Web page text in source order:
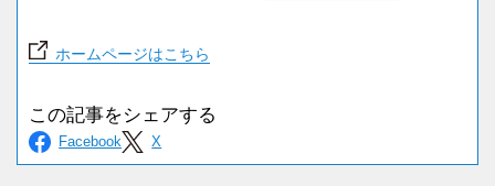
ホームページはこちら